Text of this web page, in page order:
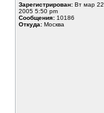
Зарегистрирован: Вт мар 22,
2005 5:50 pm
Сообщения: 10186
Откуда: Москва